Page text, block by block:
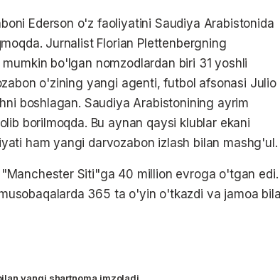
Ederson o'z faoliyatini Saudiya Arabistonida
Jurnalist Florian Plettenbergning
bo'lgan nomzodlardan biri 31 yoshli
o'zining yangi agenti, futbol afsonasi Julio
boshlagan. Saudiya Arabistonining ayrim
borilmoqda. Bu aynan qaysi klublar ekani
ham yangi darvozabon izlash bilan mashg'ul.
Siti"ga 40 million evroga o'tgan edi.
365 ta o'yin o'tkazdi va jamoa